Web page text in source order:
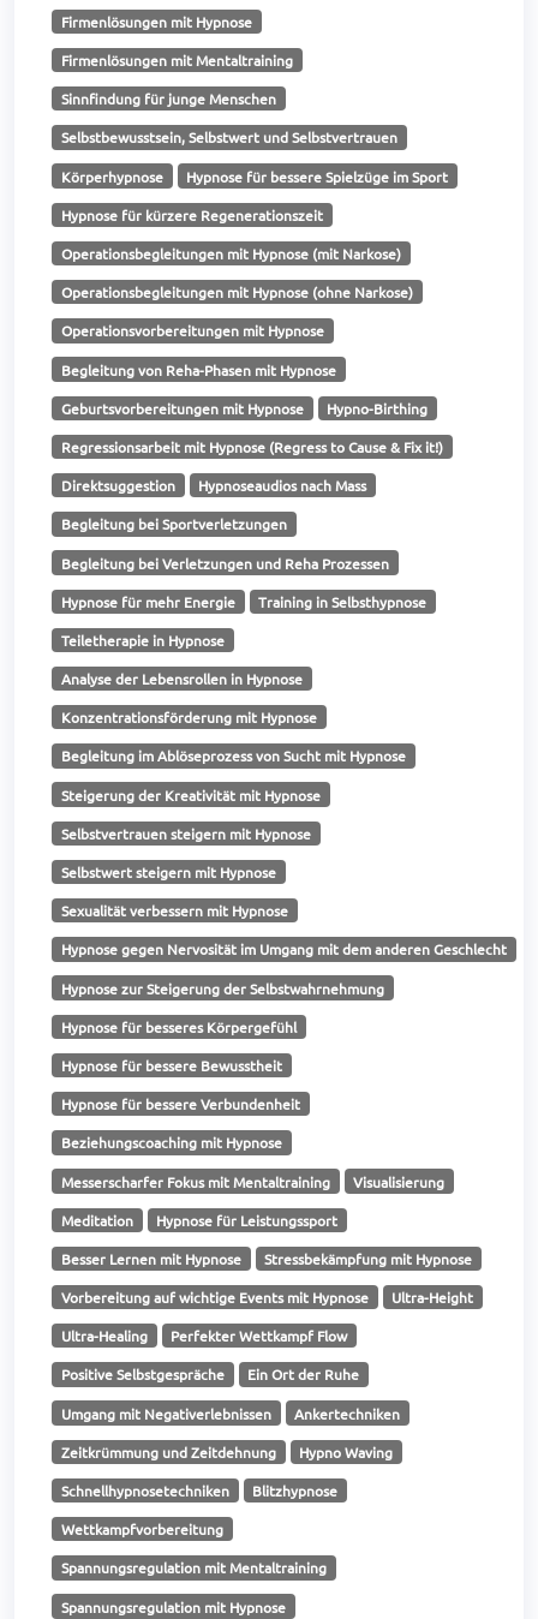
Firmenlösungen mit Hypnose
Firmenlösungen mit Mentaltraining
Sinnfindung für junge Menschen
Selbstbewusstsein, Selbstwert und Selbstvertrauen
Körperhypnose Hypnose für bessere Spielzüge im Sport
Hypnose für kürzere Regenerationszeit
Operationsbegleitungen mit Hypnose (mit Narkose)
Operationsbegleitungen mit Hypnose (ohne Narkose)
Operationsvorbereitungen mit Hypnose
Begleitung von Reha-Phasen mit Hypnose
Geburtsvorbereitungen mit Hypnose Hypno-Birthing
Regressionsarbeit mit Hypnose (Regress to Cause & Fix it!)
Direktsuggestion Hypnoseaudios nach Mass
Begleitung bei Sportverletzungen
Begleitung bei Verletzungen und Reha Prozessen
Hypnose für mehr Energie Training in Selbsthypnose
Teiletherapie in Hypnose
Analyse der Lebensrollen in Hypnose
Konzentrationsförderung mit Hypnose
Begleitung im Ablöseprozess von Sucht mit Hypnose
Steigerung der Kreativität mit Hypnose
Selbstvertrauen steigern mit Hypnose
Selbstwert steigern mit Hypnose
Sexualität verbessern mit Hypnose
Hypnose gegen Nervosität im Umgang mit dem anderen Geschlecht
Hypnose zur Steigerung der Selbstwahrnehmung
Hypnose für besseres Körpergefühl
Hypnose für bessere Bewusstheit
Hypnose für bessere Verbundenheit
Beziehungscoaching mit Hypnose
Messerscharfer Fokus mit Mentaltraining Visualisierung
Meditation Hypnose für Leistungssport
Besser Lernen mit Hypnose Stressbekämpfung mit Hypnose
Vorbereitung auf wichtige Events mit Hypnose Ultra-Height
Ultra-Healing Perfekter Wettkampf Flow
Positive Selbstgespräche Ein Ort der Ruhe
Umgang mit Negativerlebnissen Ankertechniken
Zeitkrümmung und Zeitdehnung Hypno Waving
Schnellhypnosetechniken Blitzhypnose
Wettkampfvorbereitung
Spannungsregulation mit Mentaltraining
Spannungsregulation mit Hypnose